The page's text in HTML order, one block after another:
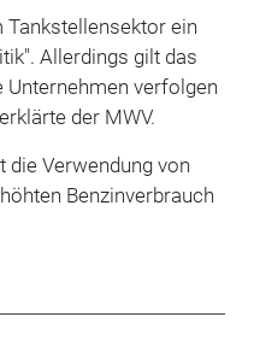
Tankstellensektor ein
Allerdings gilt das
Unternehmen verfolgen
der MWV.
die Verwendung von
Benzinverbrauch